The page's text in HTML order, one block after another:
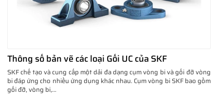
Thông số bản vẽ các loại Gối UC của SKF
SKF chế tạo và cung cấp một dải đa dạng cụm vòng bi và gối đỡ vòng
bi đáp ứng cho nhiều ứng dụng khác nhau. Cụm vòng bi SKF bao gồm
gối đỡ, vòng bi,...